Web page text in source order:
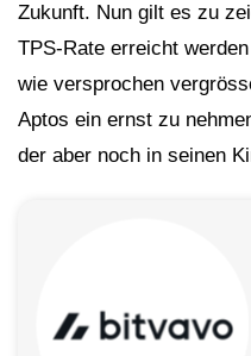
Zukunft. Nun gilt es zu
TPS-Rate erreicht
wie versprochen
Aptos ein ernst zu
der aber noch in seinen